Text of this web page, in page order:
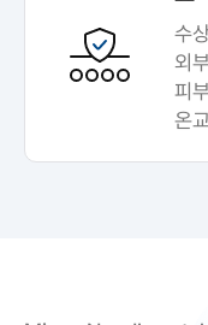
수
외
피
온